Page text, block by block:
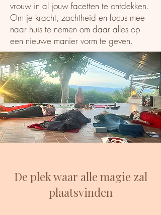
vrouw in al jouw facetten te ontdekken.
Om je kracht, zachtheid en focus mee
naar huis te nemen om daar alles op
een nieuwe manier vorm te geven.
De plek waar alle magie zal
plaatsvinden